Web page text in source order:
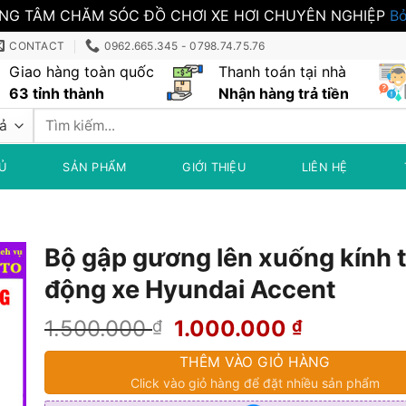
TÂM CHĂM SÓC ĐỒ CHƠI XE HƠI CHUYÊN NGHIỆP
CONTACT 0962.665.345 - 0798.74.75.76
Giao hàng toàn quốc
63 tỉnh thành
Thanh toán tại nhà
Nhận hàng trả tiền
Tìm
SẢN PHẨM GIỚI THIỆU LIÊN HỆ
Bộ gập gương lên xuống kính
động xe Hyundai Accent
1.500.000₫
Giá
gốc
là:
1.500.000 ₫.
1.000.000₫Giá
hiện
tại
là:
THÊM VÀO GIỎ HÀNG
Click vào giỏ hàng để đặt nhiều sản phẩm